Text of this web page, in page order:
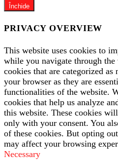
Închide
PRIVACY OVERVIEW
This website uses cookies to
while you navigate through
cookies that are categorized as
your browser as they are
functionalities of the website.
cookies that help us analyze
this website. These cookies
only with your consent. You
of these cookies. But opting
may affect your browsing
Necessary